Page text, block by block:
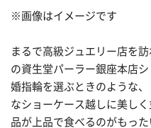
※画像はイメージです
まるで高級ジュエリー店を
の資生堂パーラー銀座本店
婚指輪を選ぶときのような
なショーケース越しに美し
品が上品で食べるのがもっ